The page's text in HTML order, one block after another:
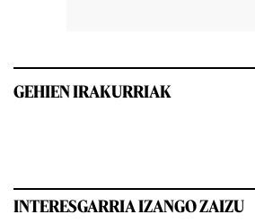
GEHIEN IRAKURRIAK
INTERESGARRIA IZANGO ZAIZU